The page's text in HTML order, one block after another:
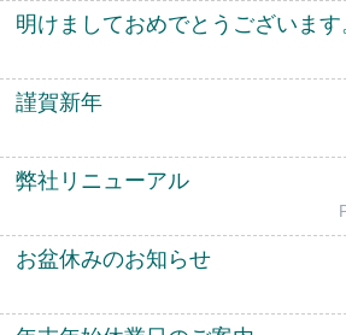
明けましておめでとうございます
謹賀新年
弊社リニューアル
お盆休みのお知らせ